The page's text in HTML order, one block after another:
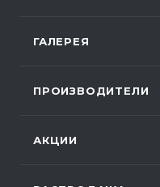
ГАЛЕРЕЯ
ПРОИЗВОДИТЕЛИ
АКЦИИ